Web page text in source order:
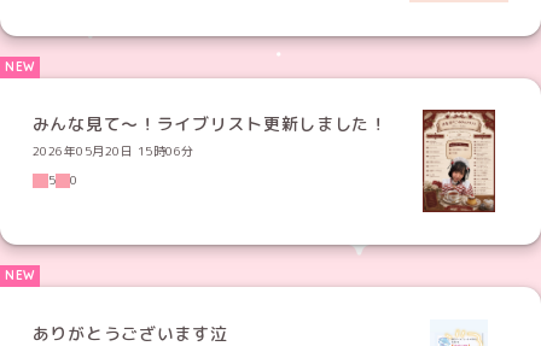
みんな見て〜！ライブリスト更新しました！
2026年05月20日 15時06分
5
0
ありがとうございます泣